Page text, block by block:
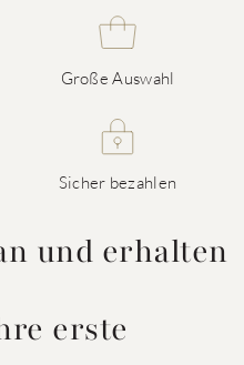
Große Auswahl
Sicher bezahlen
und erhalten
erste